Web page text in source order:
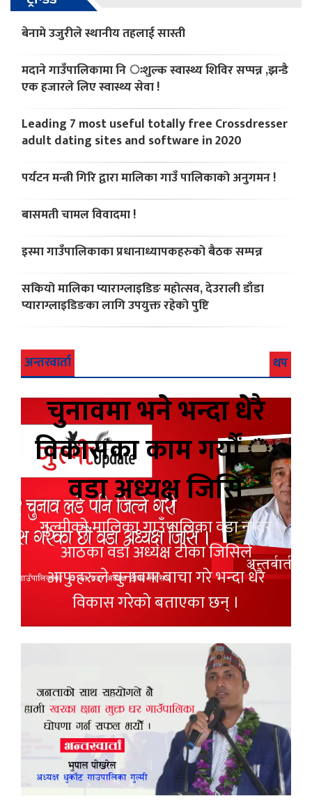
बेनामे उजुरीले स्थानीय तहलाई सास्ती
मदाने गाउँपालिकामा नि ःशुल्क स्वास्थ्य शिविर सप्पन्न ,झन्डै
एक हजारले लिए स्वास्थ्य सेवा !
Leading 7 most useful totally free Crossdresser
adult dating sites and software in 2020
पर्यटन मन्त्री गिरि द्वारा मालिका गाउँ पालिकाको अनुगमन !
बासमती चामल विवादमा !
इस्मा गाउँपालिकाका प्रधानाध्यापकहरुको बैठक सम्पन्न
सकियो मालिका प्याराग्लाइडिङ महोत्सव, देउराली डाँडा
प्याराग्लाइडिङका लागि उपयुक्त रहेको पुष्टि
अन्तरवार्ता थप
चुनावमा भने भन्दा धेरै
विकासका काम गर्यौं ः
वडा अध्यक्ष जिसि
गुल्मीको मालिका गाउँपालिका वडा नम्वर
आठका वडा अध्यक्ष टीका जिसिले
आफुहरुले चुनावमा बाचा गरे भन्दा धेरै
विकास गरेको बताएका छन् ।